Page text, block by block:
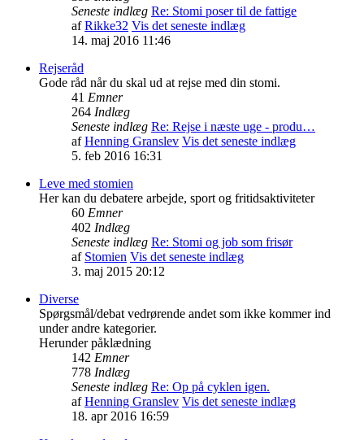
Seneste indlæg Re: Stomi poser til de fattige
afRikke32 Vis det seneste indlæg
14. maj 2016 11:46
Rejseråd
Gode råd når du skal ud at rejse med din stomi.
41 Emner
264 Indlæg
Seneste indlæg Re: Rejse i næste uge - produ…
afHenning Granslev Vis det seneste indlæg
5. feb 2016 16:31
Leve med stomien
Her kan du debatere arbejde, sport og fritidsaktiviteter
60 Emner
402 Indlæg
Seneste indlæg Re: Stomi og job som frisør
af Stomien Vis det seneste indlæg
3. maj 2015 20:12
Diverse
Spørgsmål/debat vedrørende andet som ikke kommer ind
under andre kategorier.
Herunder påklædning
142 Emner
778 Indlæg
Seneste indlæg Re: Op på cyklen igen.
afHenning Granslev Vis det seneste indlæg
18. apr 2016 16:59